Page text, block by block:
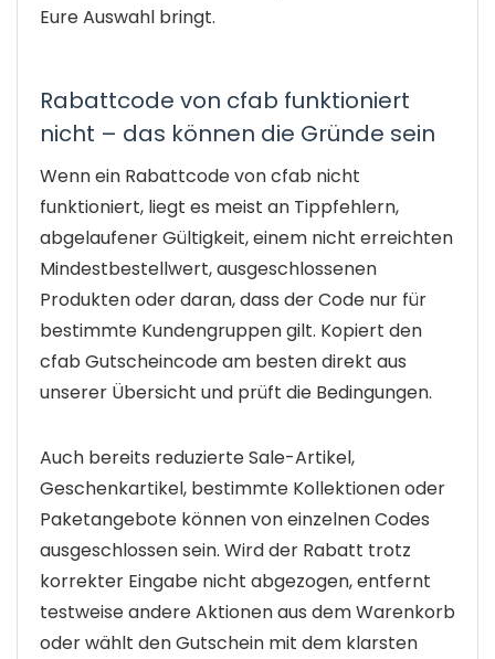
Eure Auswahl bringt.
Rabattcode von cfab funktioniert
nicht – das können die Gründe sein
Wenn ein Rabattcode von cfab nicht
funktioniert, liegt es meist an Tippfehlern,
abgelaufener Gültigkeit, einem nicht erreichten
Mindestbestellwert, ausgeschlossenen
Produkten oder daran, dass der Code nur für
bestimmte Kundengruppen gilt. Kopiert den
cfab Gutscheincode am besten direkt aus
unserer Übersicht und prüft die Bedingungen.
Auch bereits reduzierte Sale-Artikel,
Geschenkartikel, bestimmte Kollektionen oder
Paketangebote können von einzelnen Codes
ausgeschlossen sein. Wird der Rabatt trotz
korrekter Eingabe nicht abgezogen, entfernt
testweise andere Aktionen aus dem Warenkorb
oder wählt den Gutschein mit dem klarsten